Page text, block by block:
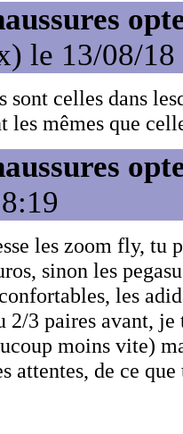
le 13/08/18
sont celles dans
les mêmes que
les zoom fly, tu
sinon les
les
2/3 paires avant,
moins vite)
attentes, de ce